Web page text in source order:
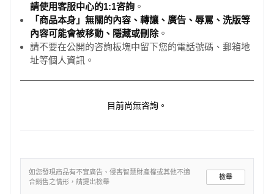
請使用客服中心的1:1咨詢 。
「商品本身」無關的內容、轉讓、廣告、辱罵、洗版等
內容可能會被移動、隱藏或刪除。
請不要在公開的咨詢板塊中留下您的電話號碼、郵箱地
址等個人資訊。
目前尚無咨詢。
如您發現商品有不實廣告、侵害智慧財產權或其他不適
合銷售之情形，請提出檢舉
檢舉